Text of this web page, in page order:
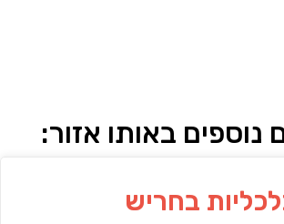
נוספים באותו אזור:
בחריש